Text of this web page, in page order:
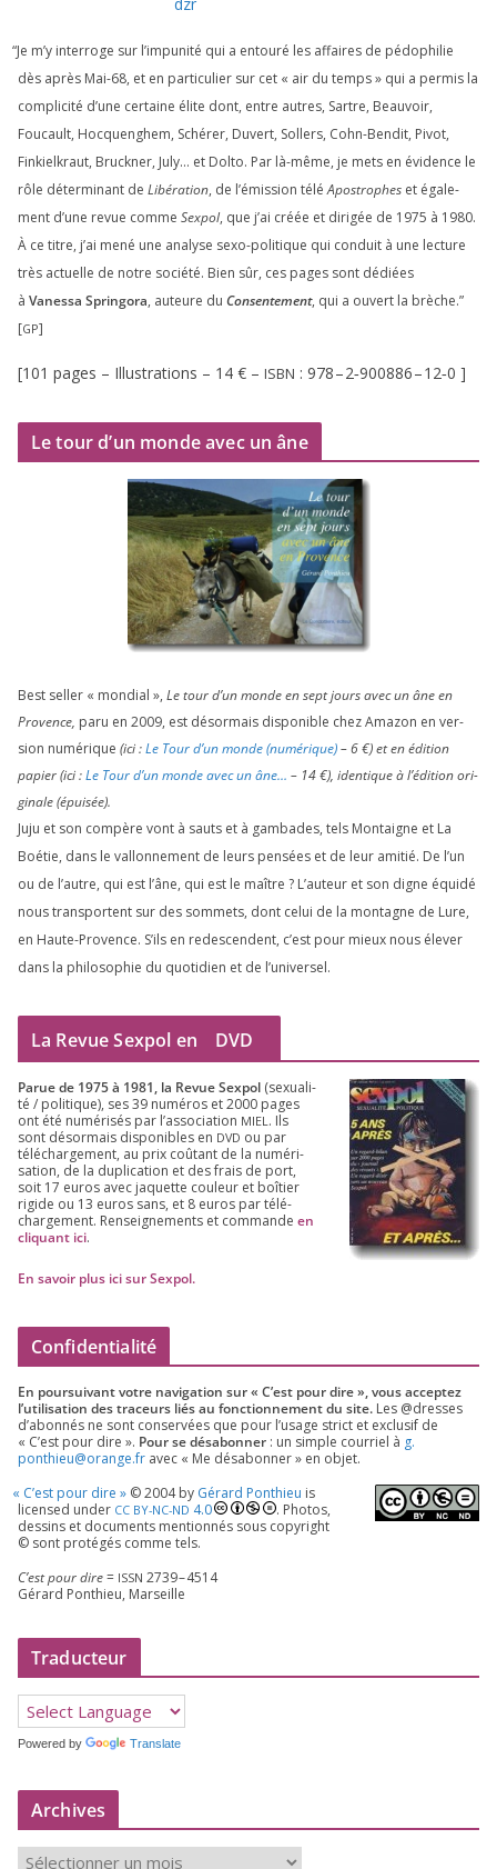
“Je m’y inter­roge sur l’impunité qui a entou­ré les affaires de pédo­phi­lie
dès après Mai-68, et en par­ti­cu­lier sur cet « air du temps » qui a per­mis la
com­pli­ci­té d’une cer­taine élite dont, entre autres, Sartre, Beauvoir,
Foucault, Hocquenghem, Schérer, Duvert, Sollers, Cohn-Bendit, Pivot,
Finkielkraut, Bruckner, July… et Dolto. Par là-même, je mets en évi­dence le
rôle déter­mi­nant de Libération, de l’émission téléApostrophes et éga­le­
ment d’une revue comme Sexpol, que j’ai créée et diri­gée de 1975 à 1980.
À ce titre, j’ai mené une ana­lyse sexo-poli­tique qui conduit à une lec­ture
très actuelle de notre socié­té. Bien sûr, ces pages sont dédiées
à Vanessa Springora, auteure du Consentement, qui a ouvert la brèche.”
[GP]
[101 pages – Illustrations – 14 € – ISBN : 978–2‑900886–12‑0 ]
Le tour d’un monde avec un âne
Best sel­ler « mon­dial », Le tour d’un monde en sept jours avec un âne en
Provence, paru en 2009, est désor­mais dis­po­nible chez Amazon en ver­
sion numé­rique (ici :Le Tour d’un monde (numé­rique)–6€) et en édi­tion
papier (ici :Le Tour d’un monde avec un âne… – 14€), iden­tique à l’é­di­tion ori­
gi­nale (épui­sée).
Juju et son com­père vont à sauts et à gam­bades, tels Montaigne et La
Boétie, dans le val­lon­ne­ment de leurs pen­sées et de leur ami­tié. De l’un
ou de l’autre, qui est l’âne, qui est le maître ? L’auteur et son digne équi­dé
nous trans­portent sur des som­mets, dont celui de la mon­tagne de Lure,
en Haute-Provence. S’ils en redes­cendent, c’est pour mieux nous éle­ver
dans la phi­lo­so­phie du quo­ti­dien et de l’universel.
La Revue Sexpol en DVD
Parue de 1975à 1981, la Revue Sex­pol (sexua­li­
té /​ poli­tique), ses39 numé­ros et2000 pages
ont été numé­ri­sés par l’as­so­cia­tion MIEL . Ils
sont désor­mais dis­po­nibles en DVD ou par
télé­char­ge­ment, au prix coû­tant de la numé­ri­
sa­tion, de la dupli­ca­tion et des frais de port,
soit 17 euros avec jaquette cou­leur et boî­tier
rigide ou 13 euros sans, et 8 euros par télé­
char­ge­ment. Ren­sei­gne­ments et com­mande en
cli­quant ici.
En savoir plus ici sur Sexpol.
Confidentialité
En pour­sui­vant votre navi­ga­tion sur « C’est pour dire », vous accep­tez
l’utilisation des tra­ceurs liés au fonc­tion­ne­ment du site. Les @dresses
d’a­bon­nés ne sont conser­vées que pour l’u­sage strict et exclu­sif de
« C’est pour dire ». Pour se désa­bon­ner : un simple cour­riel à g.​
ponthieu@​orange.​fr avec « Me désa­bon­ner » en objet.
« C’est pour dire » ©2004by Gérard Ponthieu is
licen­sed under CC BY-NC-ND 4.0
. Photos,
des­sins et docu­ments men­tion­nés sous copy­right
© sont pro­té­gés comme tels.
C’est pour dire= ISSN 2739–4514
Gérard Ponthieu, Marseille
Traducteur
Powered by Translate
Archives